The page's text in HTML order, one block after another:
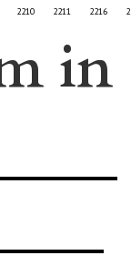
2210 2211 2216
in